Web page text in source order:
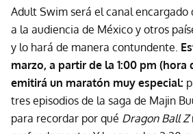
Adult Swim será el canal
a la audiencia de México y otros
y lo hará de manera contundente.
marzo, a partir de la 1:00 pm (hora
emitirá un maratón muy especial:
tres episodios de la saga de Majin
para recordar por qué Dragon Ball Z